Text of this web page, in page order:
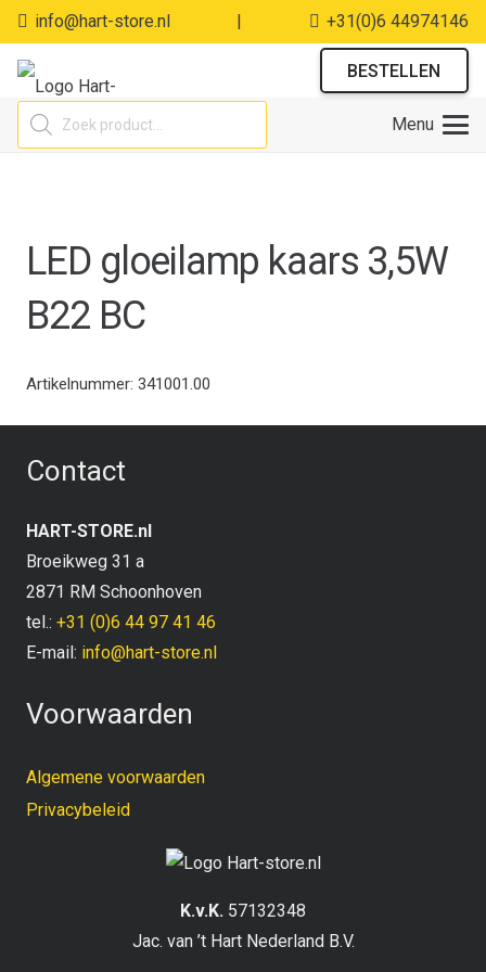
info@hart-store.nl | +31(0)6 44974146
BESTELLEN
Producten
zoeken
Menu
LED gloeilamp kaars 3,5W
B22 BC
Artikelnummer: 341001.00
Contact
HART-STORE.nl
Broeikweg 31 a
2871 RM Schoonhoven
tel.: +31 (0)6 44 97 41 46
E-mail: info@hart-store.nl
Voorwaarden
Algemene voorwaarden
Privacybeleid
K.v.K. 57132348
Jac. van ’t Hart Nederland B.V.